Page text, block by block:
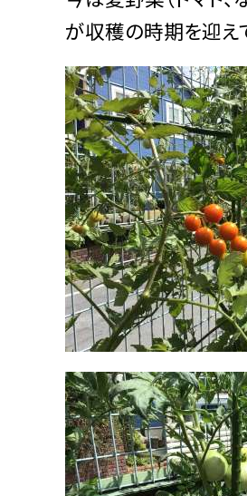
が収穫の時期を迎え